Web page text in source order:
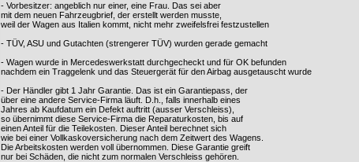
- Vorbesitzer: angeblich nur einer, eine Frau. Das sei aber
mit dem neuen Fahrzeugbrief, der erstellt werden musste,
weil der Wagen aus Italien kommt, nicht mehr zweifelsfrei festzustellen
- TÜV, ASU und Gutachten (strengerer TÜV) wurden gerade gemacht
- Wagen wurde in Mercedeswerkstatt durchgecheckt und für OK befunden
nachdem ein Traggelenk und das Steuergerät für den Airbag ausgetauscht wurde
- Der Händler gibt 1 Jahr Garantie. Das ist ein Garantiepass, der
über eine andere Service-Firma läuft. D.h., falls innerhalb eines
Jahres ab Kaufdatum ein Defekt auftritt (ausser Verschleiss),
so übernimmt diese Service-Firma die Reparaturkosten, bis auf
einen Anteil für die Teilekosten. Dieser Anteil berechnet sich
wie bei einer Vollkaskoversicherung nach dem Zeitwert des Wagens.
Die Arbeitskosten werden voll übernommen. Diese Garantie greift
nur bei Schäden, die nicht zum normalen Verschleiss gehören.